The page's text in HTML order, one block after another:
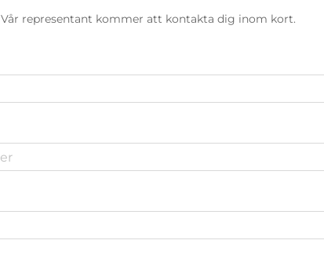
Vår representant kommer att kontakta dig inom kort.